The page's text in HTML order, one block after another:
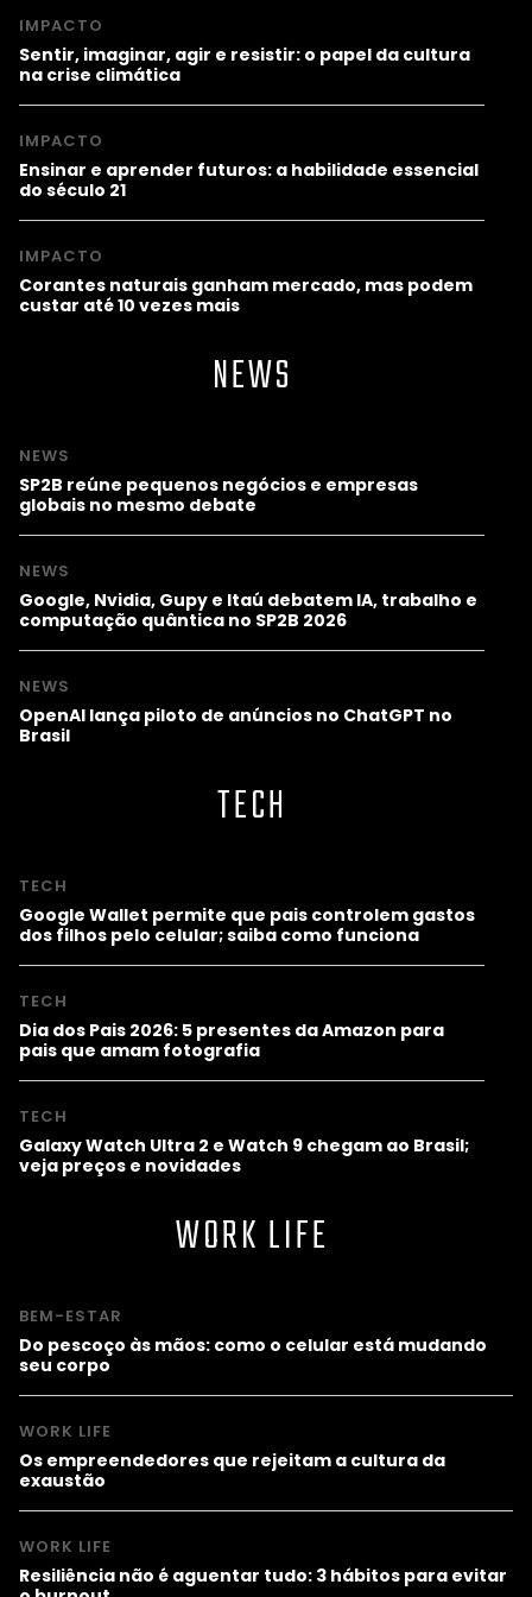
IMPACTO
Sentir, imaginar, agir e resistir: o papel da cultura
na crise climática
IMPACTO
Ensinar e aprender futuros: a habilidade essencial
do século 21
IMPACTO
Corantes naturais ganham mercado, mas podem
custar até 10 vezes mais
NEWS
NEWS
SP2B reúne pequenos negócios e empresas
globais no mesmo debate
NEWS
Google, Nvidia, Gupy e Itaú debatem IA, trabalho e
computação quântica no SP2B 2026
NEWS
OpenAI lança piloto de anúncios no ChatGPT no
Brasil
TECH
TECH
Google Wallet permite que pais controlem gastos
dos filhos pelo celular; saiba como funciona
TECH
Dia dos Pais 2026: 5 presentes da Amazon para
pais que amam fotografia
TECH
Galaxy Watch Ultra 2 e Watch 9 chegam ao Brasil;
veja preços e novidades
WORK LIFE
BEM-ESTAR
Do pescoço às mãos: como o celular está mudando
seu corpo
WORK LIFE
Os empreendedores que rejeitam a cultura da
exaustão
WORK LIFE
Resiliência não é aguentar tudo: 3 hábitos para evitar